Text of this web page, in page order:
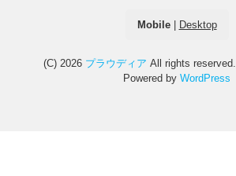
Mobile| Desktop
(C) 2026 プラウディア All rights reserved.
Powered by WordPress